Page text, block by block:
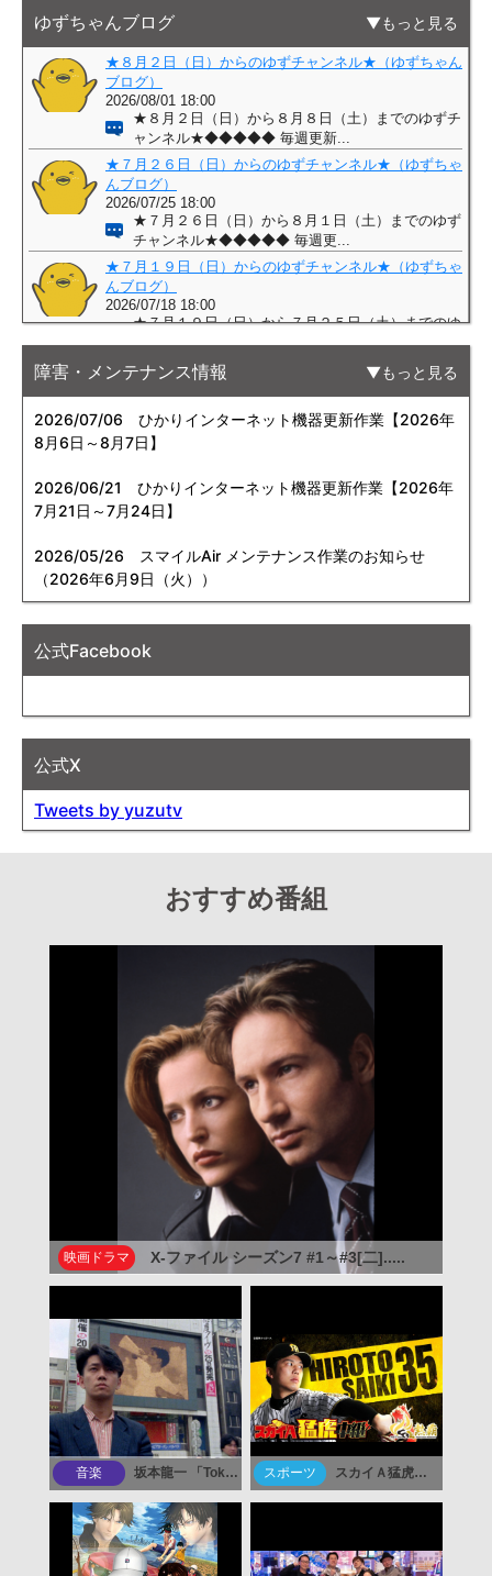
ゆずちゃんブログ もっと見る
障害・メンテナンス情報 もっと見る
2026/07/06 ひかりインターネット機器更新作業【2026年
8月6日～8月7日】
2026/06/21
ひかりインターネット機器更新作業【2026年
7月21日～7月24日】
2026/05/26 スマイルAir メンテナンス作業のお知らせ
（2026年6月9日（火））
公式Facebook
公式X
Tweets by yuzutv
おすすめ番組